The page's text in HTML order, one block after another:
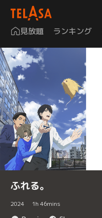
見放題 ランキング
ふれる。
2024 1h 46mins